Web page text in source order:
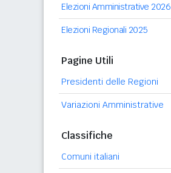
Elezioni Amministrative 2026
Elezioni Regionali 2025
Pagine Utili
Presidenti delle Regioni
Variazioni Amministrative
Classifiche
Comuni italiani